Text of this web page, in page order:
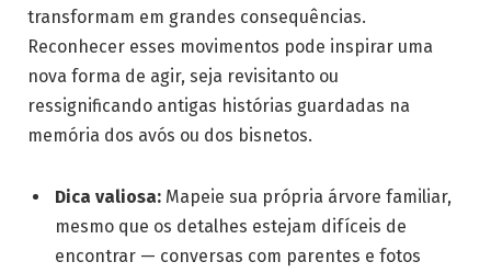
transformam em grandes consequências.
Reconhecer esses movimentos pode inspirar uma
nova forma de agir, seja revisitanto ou
ressignificando antigas histórias guardadas na
memória dos avós ou dos bisnetos.
Dica valiosa: Mapeie sua própria árvore familiar,
mesmo que os detalhes estejam difíceis de
encontrar — conversas com parentes e fotos